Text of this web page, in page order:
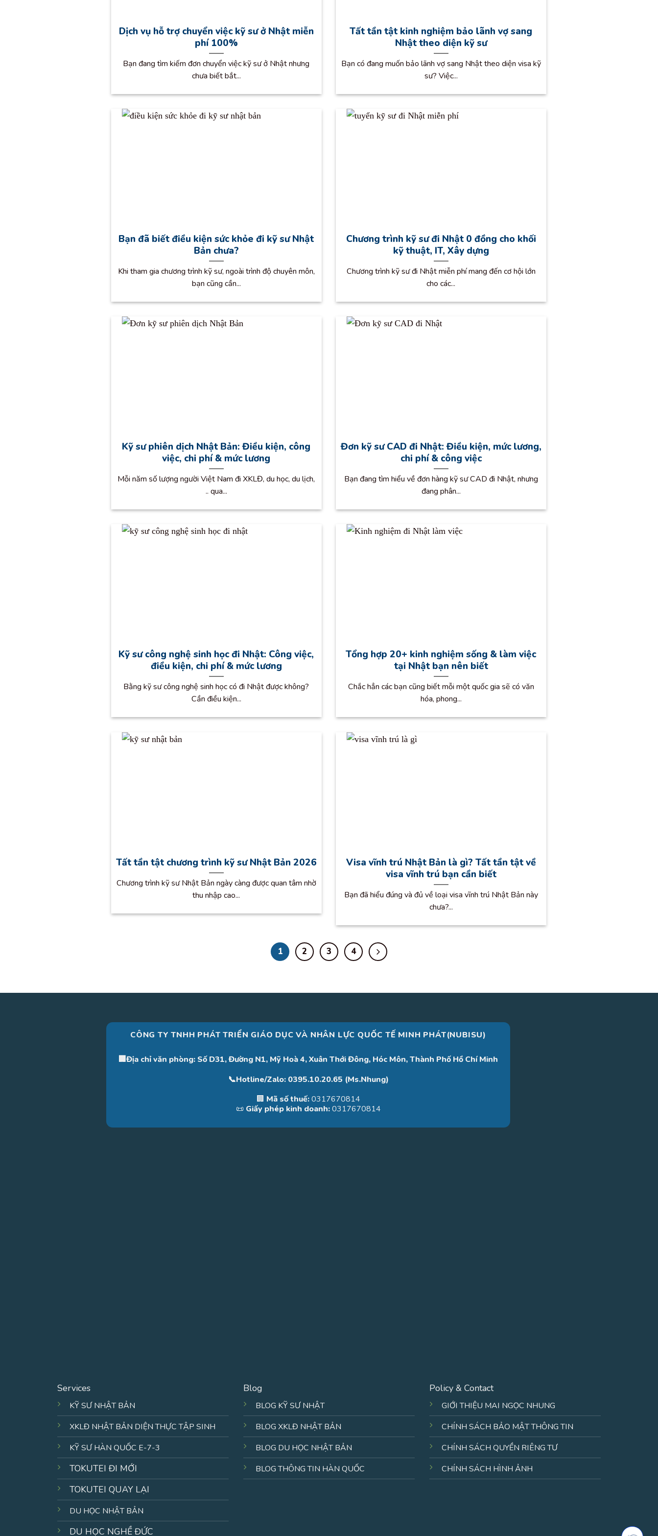
Dịch vụ hỗ trợ chuyển việc kỹ sư ở Nhật miễn
phí 100%
Bạn đang tìm kiếm đơn chuyển việc kỹ sư ở Nhật nhưng
chưa biết bắt...
Tất tần tật kinh nghiệm bảo lãnh vợ sang
Nhật theo diện kỹ sư
Bạn có đang muốn bảo lãnh vợ sang Nhật theo diện visa kỹ
sư? Việc...
Bạn đã biết điều kiện sức khỏe đi kỹ sư Nhật
Bản chưa?
Khi tham gia chương trình kỹ sư, ngoài trình độ chuyên môn,
bạn cũng cần...
Chương trình kỹ sư đi Nhật 0 đồng cho khối
kỹ thuật, IT, Xây dựng
Chương trình kỹ sư đi Nhật miễn phí mang đến cơ hội lớn
cho các...
Kỹ sư phiên dịch Nhật Bản: Điều kiện, công
việc, chi phí & mức lương
Mỗi năm số lượng người Việt Nam đi XKLĐ, du học, du lịch,
.. qua...
Đơn kỹ sư CAD đi Nhật: Điều kiện, mức lương,
chi phí & công việc
Bạn đang tìm hiểu về đơn hàng kỹ sư CAD đi Nhật, nhưng
đang phân...
Kỹ sư công nghệ sinh học đi Nhật: Công việc,
điều kiện, chi phí & mức lương
Bằng kỹ sư công nghệ sinh học có đi Nhật được không?
Cần điều kiện...
Tổng hợp 20+ kinh nghiệm sống & làm việc
tại Nhật bạn nên biết
Chắc hẳn các bạn cũng biết mỗi một quốc gia sẽ có văn
hóa, phong...
Tất tần tật chương trình kỹ sư Nhật Bản 2026
Chương trình kỹ sư Nhật Bản ngày càng được quan tâm nhờ
thu nhập cao...
Visa vĩnh trú Nhật Bản là gì? Tất tần tật về
visa vĩnh trú bạn cần biết
Bạn đã hiểu đúng và đủ về loại visa vĩnh trú Nhật Bản này
chưa?...
1 2 3 4
CÔNG TY TNHH PHÁT TRIỂN GIÁO DỤC VÀ NHÂN LỰC QUỐC TẾ MINH PHÁT(NUBISU)
🏢Địa chỉ văn phòng: Số D31, Đường N1, Mỹ Hoà 4, Xuân Thới Đông, Hóc Môn, Thành Phố Hồ Chí Minh
📞Hotline/Zalo: 0395.10.20.65 (Ms.Nhung)
🏢 Mã số thuế: 0317670814
📜 Giấy phép kinh doanh: 0317670814
Services
KỸ SƯ NHẬT BẢN
XKLĐ NHẬT BẢN DIỆN THỰC TẬP SINH
KỸ SƯ HÀN QUỐC E-7-3
TOKUTEI ĐI MỚI
TOKUTEI QUAY LẠI
DU HỌC NHẬT BẢN
DU HỌC NGHỀ ĐỨC
Blog
BLOG KỸ SƯ NHẬT
BLOG XKLĐ NHẬT BẢN
BLOG DU HỌC NHẬT BẢN
BLOG THÔNG TIN HÀN QUỐC
Policy & Contact
GIỚI THIỆU MAI NGỌC NHUNG
CHÍNH SÁCH BẢO MẬT THÔNG TIN
CHÍNH SÁCH QUYỀN RIÊNG TƯ
CHÍNH SÁCH HÌNH ẢNH